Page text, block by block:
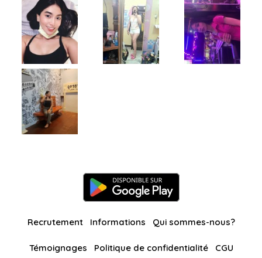
Recrutement Informations Qui sommes-nous?
Témoignages Politique de confidentialité CGU